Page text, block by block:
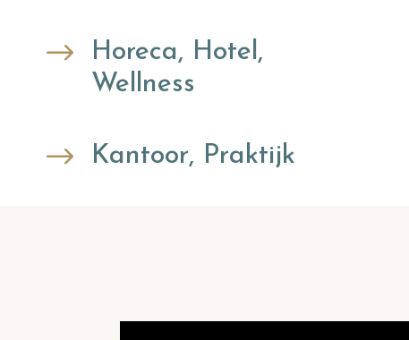
$
Horeca, Hotel,
Wellness
$ Kantoor, Praktijk